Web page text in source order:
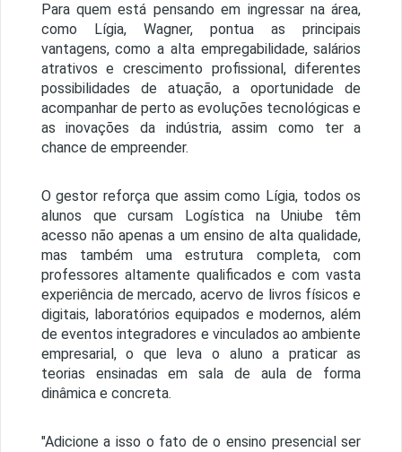
Para quem está pensando em ingressar na área,
como Lígia, Wagner, pontua as principais
vantagens, como a alta empregabilidade, salários
atrativos e crescimento profissional, diferentes
possibilidades de atuação, a oportunidade de
acompanhar de perto as evoluções tecnológicas e
as inovações da indústria, assim como ter a
chance de empreender.
O gestor reforça que assim como Lígia, todos os
alunos que cursam Logística na Uniube têm
acesso não apenas a um ensino de alta qualidade,
mas também uma estrutura completa, com
professores altamente qualificados e com vasta
experiência de mercado, acervo de livros físicos e
digitais, laboratórios equipados e modernos, além
de eventos integradores e vinculados ao ambiente
empresarial, o que leva o aluno a praticar as
teorias ensinadas em sala de aula de forma
dinâmica e concreta.
"Adicione a isso o fato de o ensino presencial ser